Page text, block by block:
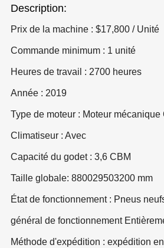
Description:
Prix de la machine : $17,800 / Unité
Commande minimum : 1 unité
Heures de travail : 2700 heures
Année : 2019
Type de moteur : Moteur
Climatiseur : Avec
Capacité du godet : 3,6 CBM
Taille globale: 880029503200 mm
État de fonctionnement : Pneus
général de fonctionnement
Méthode d'expédition : expédition